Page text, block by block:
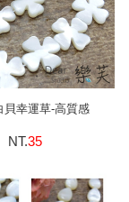
貝幸運草-高質感
NT.35